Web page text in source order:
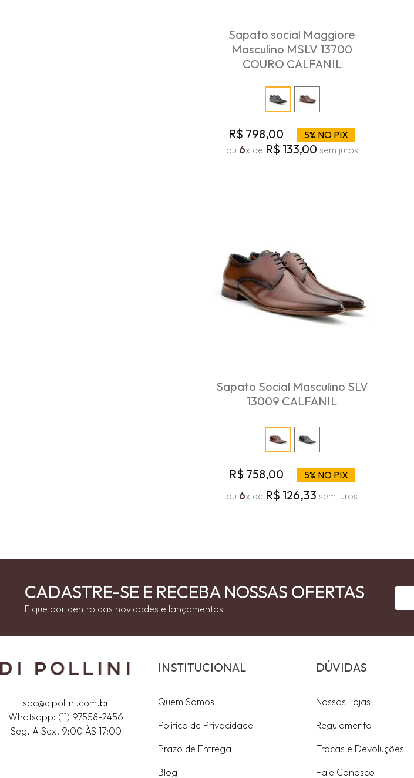
Sapato social Maggiore
Masculino MSLV 13700
COURO CALFANIL
R$ 798,00
5% NO PIX
ou 6x de R$ 133,00 sem juros
Sapato Social Masculino SLV
13009 CALFANIL
R$ 758,00
5% NO PIX
ou 6x de R$ 126,33 sem juros
CADASTRE-SE E RECEBA NOSSAS OFERTAS
Fique por dentro das novidades e lançamentos
sac@dipollini.com.br
Whatsapp: (11) 97558-2456
Seg. A Sex. 9:00 ÀS 17:00
INSTITUCIONAL
Quem Somos
Política de Privacidade
Prazo de Entrega
Blog
DÚVIDAS
Nossas Lojas
Regulamento
Trocas e Devoluções
Fale Conosco